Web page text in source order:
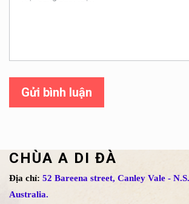
Gửi bình luận
CHÙA A DI ĐÀ
Địa chỉ: 52 Bareena street, Canley Vale -
Australia.